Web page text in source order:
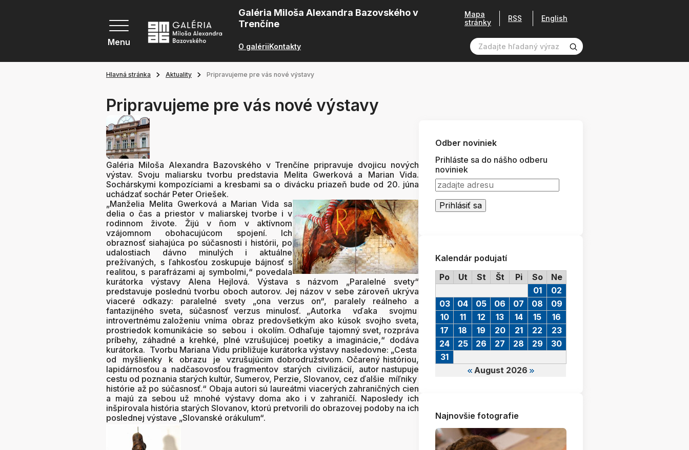
Menu
Galéria Miloša Alexandra Bazovského v
Trenčíne
O galériiKontakty
Mapa
stránky
RSS English
Hlavná stránka Aktuality Pripravujeme pre vás nové výstavy
Pripravujeme pre vás nové výstavy
Galéria Miloša Alexandra Bazovského v Trenčíne pripravuje dvojicu nových
výstav. Svoju maliarsku tvorbu predstavia Melita Gwerková a Marian Vida.
Sochárskymi kompozíciami a kresbami sa o divácku priazeň bude od 20. júna
uchádzať sochár Peter Oriešek.
„Manželia Melita Gwerková a Marian Vida sa
delia o čas a priestor v maliarskej tvorbe i v
rodinnom živote. Žijú v ňom v aktívnom
vzájomnom obohacujúcom spojení. Ich
obraznosť siahajúca po súčasnosti i histórii, po
udalostiach dávno minulých i aktuálne
prežívaných, s ľahkosťou zoskupuje bájnosť s
realitou, s parafrázami aj symbolmi,“ povedala
kurátorka výstavy Alena Hejlová. Výstava s názvom „Paralelné svety“
predstavuje poslednú tvorbu oboch autorov. Jej názov v sebe zároveň ukrýva
viaceré odkazy: paralelné svety „ona verzus on“, paralely reálneho a
fantazijného sveta, súčasnosť verzus minulosť. „Autorka vďaka svojmu
introvertnému založeniu vníma obraz predovšetkým ako kúsok svojho sveta,
prostriedok komunikácie so sebou i okolím. Odhaľuje tajomný svet, rozpráva
príbehy, záhadné a krehké, plné vzrušujúcej poetiky a imaginácie,“ dodáva
kurátorka. Tvorbu Mariana Vidu približuje kurátorka výstavy nasledovne: „Cesta
od myšlienky k obrazu je vzrušujúcim dobrodružstvom. Očarený históriou,
lapidárnosťou a nadčasovosťou fragmentov starých civilizácií, autor nastupuje
cestu od poznania starých kultúr, Sumerov, Perzie, Slovanov, cez ďalšie míľniky
histórie až po súčasnosť.“ Obaja autori sú laureátmi viacerých zahraničných cien
a majú za sebou už mnohé výstavy doma ako i v zahraničí. Naposledy ich
inšpirovala história starých Slovanov, ktorú pretvorili do obrazovej podoby na ich
poslednej výstave „Slovanské orákulum“.
Odber noviniek
Prihláste sa do nášho odberu
noviniek
Kalendár podujatí
Po
Ut St Št Pi So Ne
August 2026
01
02
03
04 05 06 07 08
09
10
11 12 13 14 15
16
17
18 19 20 21 22
23
24
25 26 27 28 29
30
31
Najnovšie fotografie